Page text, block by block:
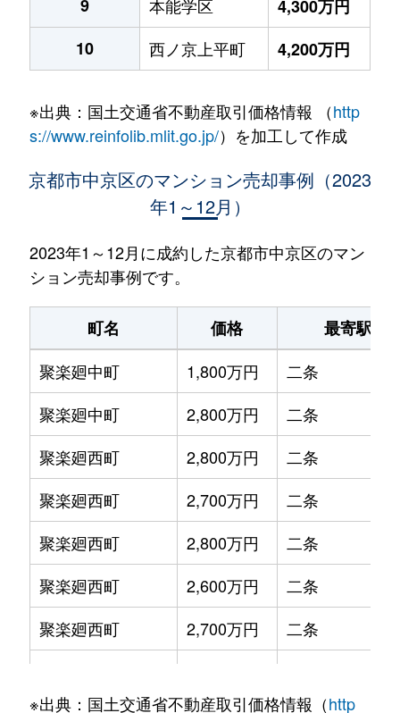
9
本能学区
4,300万円
10
西ノ京上平町 4,200万円
※出典：国土交通省不動産取引価格情報 （http
s://www.reinfolib.mlit.go.jp/）を加工して作成
京都市中京区のマンション売却事例（2023
年1～12月）
2023年1～12月に成約した京都市中京区のマン
ション売却事例です。
町名 価格
最寄駅
聚楽廻中町
1,800万円
二条
聚楽廻中町
2,800万円
二条
聚楽廻西町
2,800万円
二条
聚楽廻西町
2,700万円
二条
聚楽廻西町
2,800万円
二条
聚楽廻西町
2,600万円
二条
聚楽廻西町
2,700万円
二条
※出典：国土交通省不動産取引価格情報（http